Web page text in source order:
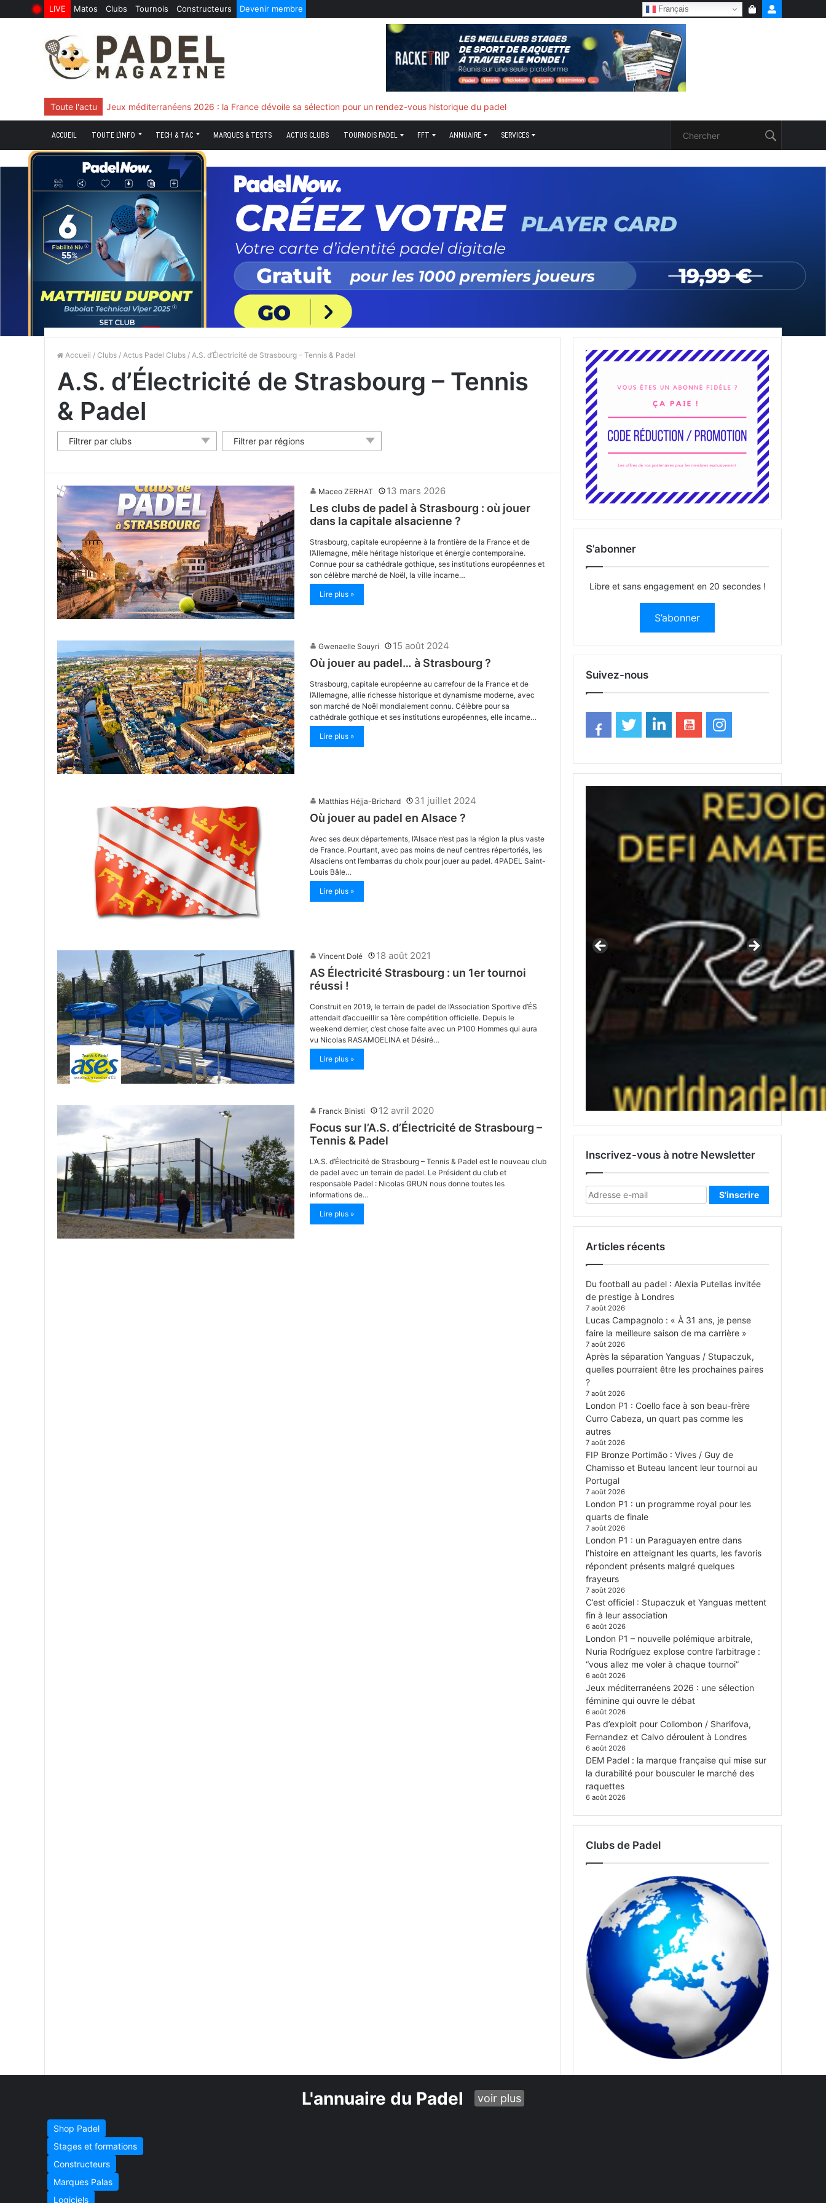
LIVE Matos Clubs Tournois Constructeurs Devenir membre Français
Toute l'actu Chingotto, ciblé tout le match mais décisif quand tout bascule
ACCUEIL TOUTE L’INFO
6 Août 2026
TECH & TAC
10 Juin 2026
MARQUES & TESTS ACTUS CLUBS TOURNOIS PADEL FFT ANNUAIRE SERVICES
Accueil / Clubs / Actus Padel Clubs / A.S. d’Électricité de Strasbourg – Tennis & Padel
A.S. d’Électricité de Strasbourg – Tennis
& Padel
Filtrer par clubs Filtrer par régions
Maceo ZERHAT 13 mars 2026
Les clubs de padel à Strasbourg : où jouer
dans la capitale alsacienne ?
Strasbourg, capitale européenne à la frontière de la France et de
l’Allemagne, mêle héritage historique et énergie contemporaine.
Connue pour sa cathédrale gothique, ses institutions européennes et
son célèbre marché de Noël, la ville incarne…
Lire plus »
Gwenaelle Souyri 15 août 2024
Où jouer au padel… à Strasbourg ?
Strasbourg, capitale européenne au carrefour de la France et de
l’Allemagne, allie richesse historique et dynamisme moderne, avec
son marché de Noël mondialement connu. Célèbre pour sa
cathédrale gothique et ses institutions européennes, elle incarne…
Lire plus »
Matthias Héjja-Brichard 31 juillet 2024
Où jouer au padel en Alsace ?
Avec ses deux départements, l’Alsace n’est pas la région la plus vaste
de France. Pourtant, avec pas moins de neuf centres répertoriés, les
Alsaciens ont l’embarras du choix pour jouer au padel. 4PADEL Saint-
Louis Bâle…
Lire plus »
Vincent Dolé 18 août 2021
AS Électricité Strasbourg : un 1er tournoi
réussi !
Construit en 2019, le terrain de padel de l’Association Sportive d’ÉS
attendait d’accueillir sa 1ère compétition officielle. Depuis le
weekend dernier, c’est chose faite avec un P100 Hommes qui aura
vu Nicolas RASAMOELINA et Désiré…
Lire plus »
Franck Binisti 12 avril 2020
Focus sur l’A.S. d’Électricité de Strasbourg –
Tennis & Padel
L’A.S. d’Électricité de Strasbourg – Tennis & Padel est le nouveau club
de padel avec un terrain de padel. Le Président du club et
responsable Padel : Nicolas GRUN nous donne toutes les
informations de…
Lire plus »
S’abonner
Libre et sans engagement en 20 secondes !
S’abonner
Suivez-nous
Inscrivez-vous à notre Newsletter
Articles récents
Du football au padel : Alexia Putellas invitée
de prestige à Londres
7 août 2026
Lucas Campagnolo : « À 31 ans, je pense
faire la meilleure saison de ma carrière »
7 août 2026
Après la séparation Yanguas / Stupaczuk,
quelles pourraient être les prochaines paires
?
7 août 2026
London P1 : Coello face à son beau-frère
Curro Cabeza, un quart pas comme les
autres
7 août 2026
FIP Bronze Portimão : Vives / Guy de
Chamisso et Buteau lancent leur tournoi au
Portugal
7 août 2026
London P1 : un programme royal pour les
quarts de finale
7 août 2026
London P1 : un Paraguayen entre dans
l’histoire en atteignant les quarts, les favoris
répondent présents malgré quelques
frayeurs
7 août 2026
C’est officiel : Stupaczuk et Yanguas mettent
fin à leur association
6 août 2026
London P1 – nouvelle polémique arbitrale,
Nuria Rodríguez explose contre l’arbitrage :
“vous allez me voler à chaque tournoi”
6 août 2026
Jeux méditerranéens 2026 : une sélection
féminine qui ouvre le débat
6 août 2026
Pas d’exploit pour Collombon / Sharifova,
Fernandez et Calvo déroulent à Londres
6 août 2026
DEM Padel : la marque française qui mise sur
la durabilité pour bousculer le marché des
raquettes
6 août 2026
Clubs de Padel
L'annuaire du Padel voir plus
Shop Padel
Stages et formations
Constructeurs
Marques Palas
Logiciels